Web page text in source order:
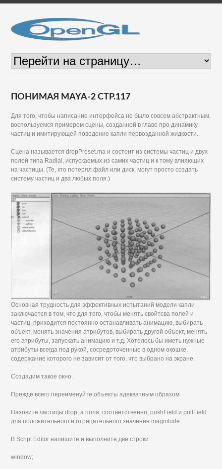
ПОНИМАЯ MAYA-2 СТР.117
Для того, чтобы написание интерфейса не было совсем абстрактным,
воспользуемся примером сцены, созданной в главе про динамику
частиц и имитирующей поведение капли первозданной жидкости.
Сцена называется dropPreset.ma и состоит из системы частиц и двух
полей типа Radial, испускаемых из самих частиц и к тому влияющих
на частицы. (Те, кто потерял файл или диск, могут просто создать
систему частиц и два любых поля.)
Основная трудность для эффективных испытаний модели капли
заключается в том, что для того, чтобы менять свойтсва полей и
частиц, приходится постоянно останавливать анимацию, выбирать
объект, менять значения атрибутов, выбирать другой объект, менять
его атрибуты, запускать анимацию и т.д. Хотелось бы иметь нужные
атрибуты всегда под рукой, сосредоточенные в одном окошке,
содержание которого не зависит от того, что выбрано на экране.
Создадим такое окно.
Прежде всего переименуйте объекты адекватным образом.
Назовите частицы drop, а поля, соответственно, pushField и pullField
для положительного и отрицательного значения magnitude.
В Script Editor напишите и выполните две строки
window;